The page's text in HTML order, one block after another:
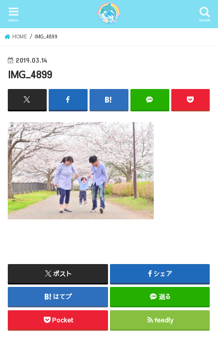
search
menu
HOME IMG_4899
2019.03.14
IMG_4899
ポスト シェア
はてブ 送る
Pocket feedly